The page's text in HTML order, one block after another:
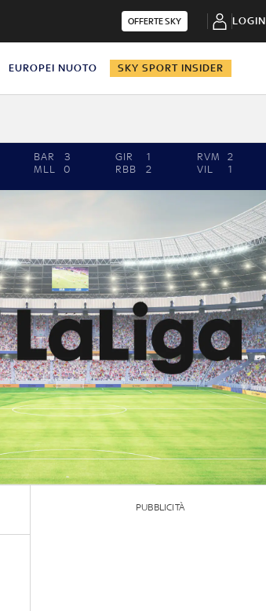
OFFERTE SKY LOGIN
EUROPEI NUOTO SKY SPORT INSIDER
BAR
3
MLL
0
GIR
1
RBB
2
RVM
2
VIL
1
PUBBLICITÀ